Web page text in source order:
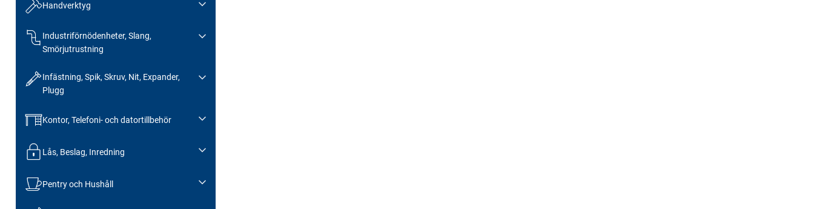
Handverktyg
Industriförnödenheter, Slang,
Smörjutrustning
Infästning, Spik, Skruv, Nit, Expander,
Plugg
Kontor, Telefoni- och datortillbehör
Lås, Beslag, Inredning
Pentry och Hushåll